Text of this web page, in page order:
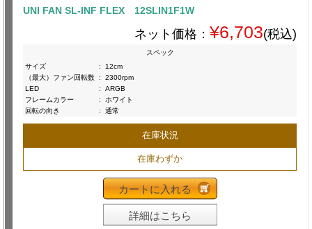
UNI FAN SL-INF FLEX 12SLIN1F1W
ネット価格： ¥6,703(税込)
スペック
サイズ
:
12cm
（最大）ファン回転数 :
2300rpm
LED
:
ARGB
フレームカラー
:
ホワイト
回転の向き
: 通常
在庫状況
在庫わずか
カートに入れる
詳細はこちら